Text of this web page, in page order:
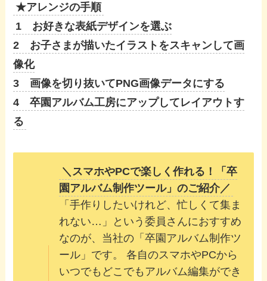
★アレンジの手順
1 お好きな表紙デザインを選ぶ
2 お子さまが描いたイラストをスキャンして画
像化
3 画像を切り抜いてPNG画像データにする
4 卒園アルバム工房にアップしてレイアウトす
る
＼スマホやPCで楽しく作れる！「卒
園アルバム制作ツール」のご紹介／
「手作りしたいけれど、忙しくて集ま
れない…」という委員さんにおすすめ
なのが、当社の「卒園アルバム制作ツ
ール」です。 各自のスマホやPCから
いつでもどこでもアルバム編集ができ